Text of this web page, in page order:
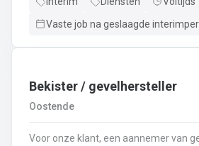
Vaste job na geslaagde
Bekister / gevelhersteller
Oostende
Voor onze klant, een aannemer van